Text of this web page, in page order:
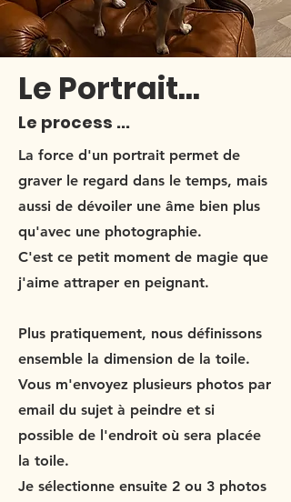
Le Portrait...
Le process ...
La force d'un portrait permet de
graver le regard dans le temps, mais
aussi de dévoiler une âme bien plus
qu'avec une photographie.
C'est ce petit moment de magie que
j'aime attraper en peignant.
Plus pratiquement, nous définissons
ensemble la dimension de la toile.
Vous m'envoyez plusieurs photos par
email du sujet à peindre et si
possible de l'endroit où sera placée
la toile.
Je sélectionne ensuite 2 ou 3 photos